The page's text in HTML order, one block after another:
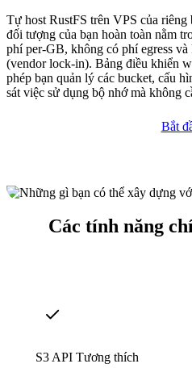
Tự host RustFS trên VPS của
đối tượng của bạn hoàn toàn nằm
phí per-GB, không có phí egress
(vendor lock-in). Bảng điều khiển
phép bạn quản lý các bucket, cấu
sát việc sử dụng bộ nhớ mà không
Bắt
Các tính năng
S3 API Tương thích